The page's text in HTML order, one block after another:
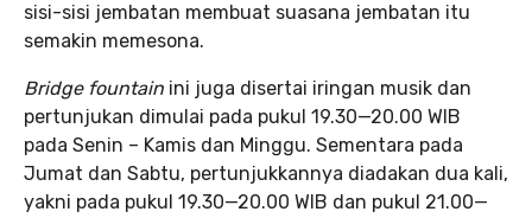
sisi-sisi jembatan membuat suasana jembatan itu
semakin memesona.
Bridge fountain ini juga disertai iringan musik dan
pertunjukan dimulai pada pukul 19.30—20.00 WIB
pada Senin – Kamis dan Minggu. Sementara pada
Jumat dan Sabtu, pertunjukkannya diadakan dua kali,
yakni pada pukul 19.30—20.00 WIB dan pukul 21.00—